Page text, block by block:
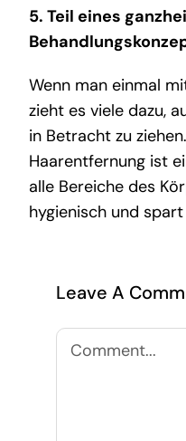
5. Teil eines
Wenn man einmal
zieht es viele dazu,
in Betracht zu
Haarentfernung ist
alle Bereiche des
hygienisch und
Leave A
Comment